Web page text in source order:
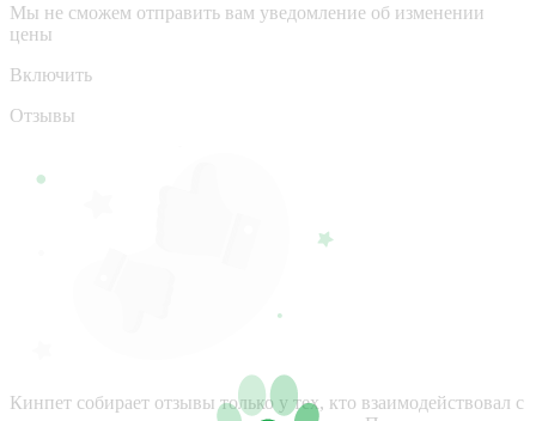
Мы не сможем отправить вам уведомление об изменении
цены
Включить
Отзывы
Кинпет собирает отзывы только у тех, кто взаимодействовал с